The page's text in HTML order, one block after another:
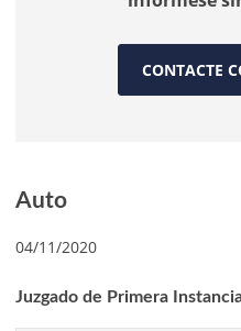
CONTACTE
Auto
04/11/2020
Juzgado de Primera